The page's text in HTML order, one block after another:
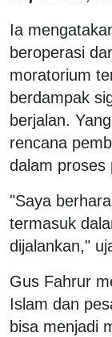
Ia
beroperasi
moratorium
berdampak
berjalan.
rencana
dalam proses
"Saya
termasuk
dijalankan,"
Gus Fahrur
Islam dan
bisa menjadi